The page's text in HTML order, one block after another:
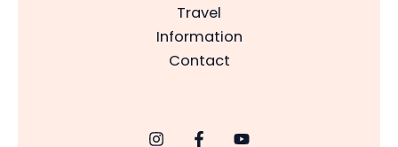
Travel
Information
Contact